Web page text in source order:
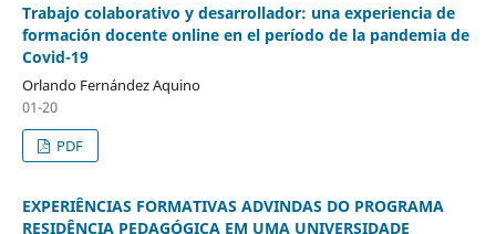
Trabajo colaborativo y desarrollador: una experiencia de
formación docente online en el período de la pandemia de
Covid-19
Orlando Fernández Aquino
01-20
PDF
EXPERIÊNCIAS FORMATIVAS ADVINDAS DO PROGRAMA
RESIDÊNCIA PEDAGÓGICA EM UMA UNIVERSIDADE